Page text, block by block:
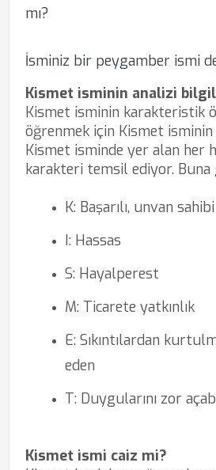
mı?
İsminiz bir peygamber ismi
Kismet isminin analizi
Kismet isminin karakteristik
öğrenmek için Kismet isminin
Kismet isminde yer alan her
karakteri temsil ediyor. Buna
K: Başarılı, unvan sahibi
I: Hassas
S: Hayalperest
M: Ticarete yatkınlık
E: Sıkıntılardan
eden
T: Duygularını zor
Kismet ismi caiz mi?